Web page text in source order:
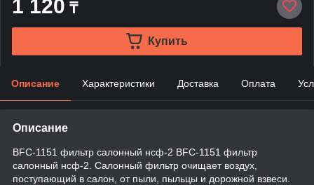
1 120 ₸
Купить
Описание Характеристики Доставка Оплата
Описание
BFC-1151 фильтр салонный нсф-2 BFC-1151 фильтр
салонный нсф-2. Салонный фильтр очищает воздух,
поступающий в салон, от пыли, пыльцы и дорожной взвеси.